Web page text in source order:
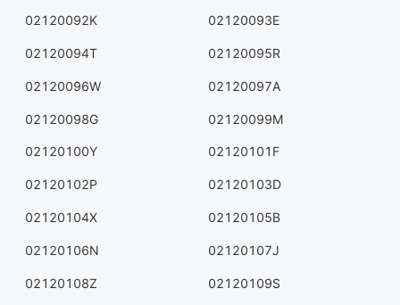
02120092K 02120093E
02120094T 02120095R
02120096W 02120097A
02120098G 02120099M
02120100Y 02120101F
02120102P 02120103D
02120104X 02120105B
02120106N 02120107J
02120108Z 02120109S